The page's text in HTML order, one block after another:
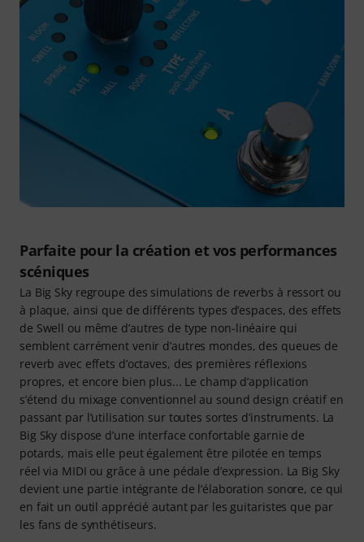
Parfaite pour la création et vos performances
scéniques
La Big Sky regroupe des simulations de reverbs à ressort ou
à plaque, ainsi que de différents types d’espaces, des effets
de Swell ou même d’autres de type non-linéaire qui
semblent carrément venir d’autres mondes, des queues de
reverb avec effets d’octaves, des premières réflexions
propres, et encore bien plus... Le champ d’application
s’étend du mixage conventionnel au sound design créatif en
passant par l’utilisation sur toutes sortes d’instruments. La
Big Sky dispose d’une interface confortable garnie de
potards, mais elle peut également être pilotée en temps
réel via MIDI ou grâce à une pédale d’expression. La Big Sky
devient une partie intégrante de l’élaboration sonore, ce qui
en fait un outil apprécié autant par les guitaristes que par
les fans de synthétiseurs.